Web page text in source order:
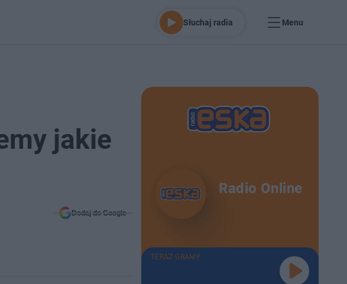
Słuchaj radia Menu
jakie
Dodaj do Google
Radio Online
TERAZ GRAMY